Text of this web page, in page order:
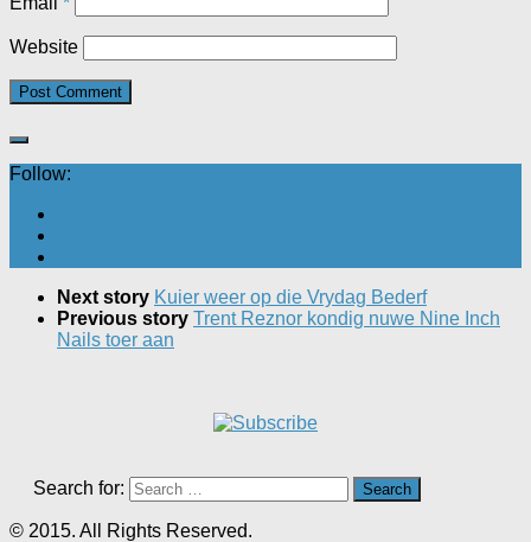
Website
Follow:
Next story Kuier weer op die Vrydag Bederf
Previous story Trent Reznor kondig nuwe Nine Inch
Nails toer aan
Search for:
© 2015. All Rights Reserved.